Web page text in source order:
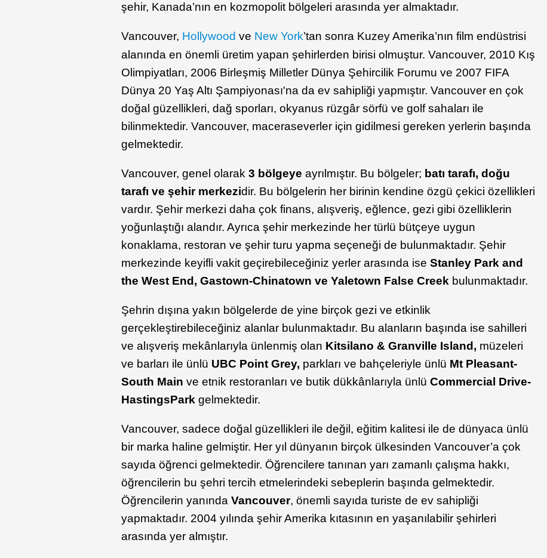
şehir, Kanada’nın en kozmopolit bölgeleri arasında yer almaktadır.
Vancouver, Hollywood ve New York’tan sonra Kuzey Amerika’nın film endüstrisi
alanında en önemli üretim yapan şehirlerden birisi olmuştur. Vancouver, 2010 Kış
Olimpiyatları, 2006 Birleşmiş Milletler Dünya Şehircilik Forumu ve 2007 FIFA
Dünya 20 Yaş Altı Şampiyonası'na da ev sahipliği yapmıştır. Vancouver en çok
doğal güzellikleri, dağ sporları, okyanus rüzgâr sörfü ve golf sahaları ile
bilinmektedir. Vancouver, maceraseverler için gidilmesi gereken yerlerin başında
gelmektedir.
Vancouver, genel olarak 3 bölgeyeayrılmıştır. Bu bölgeler; batı tarafı, doğu
tarafı ve şehir merkezidir. Bu bölgelerin her birinin kendine özgü çekici özellikleri
vardır. Şehir merkezi daha çok finans, alışveriş, eğlence, gezi gibi özelliklerin
yoğunlaştığı alandır. Ayrıca şehir merkezinde her türlü bütçeye uygun
konaklama, restoran ve şehir turu yapma seçeneği de bulunmaktadır. Şehir
merkezinde keyifli vakit geçirebileceğiniz yerler arasında ise Stanley Park and
the West End, Gastown-Chinatown ve Yaletown False Creek bulunmaktadır.
Şehrin dışına yakın bölgelerde de yine birçok gezi ve etkinlik
gerçekleştirebileceğiniz alanlar bulunmaktadır. Bu alanların başında ise sahilleri
ve alışveriş mekânlarıyla ünlenmiş olan Kitsilano & Granville Island, müzeleri
ve barları ile ünlü UBC Point Grey, parkları ve bahçeleriyle ünlü Mt Pleasant-
South Mainve etnik restoranları ve butik dükkânlarıyla ünlü Commercial Drive-
HastingsPark gelmektedir.
Vancouver, sadece doğal güzellikleri ile değil, eğitim kalitesi ile de dünyaca ünlü
bir marka haline gelmiştir. Her yıl dünyanın birçok ülkesinden Vancouver’a çok
sayıda öğrenci gelmektedir. Öğrencilere tanınan yarı zamanlı çalışma hakkı,
öğrencilerin bu şehri tercih etmelerindeki sebeplerin başında gelmektedir.
Öğrencilerin yanındaVancouver, önemli sayıda turiste de ev sahipliği
yapmaktadır. 2004 yılında şehir Amerika kıtasının en yaşanılabilir şehirleri
arasında yer almıştır.